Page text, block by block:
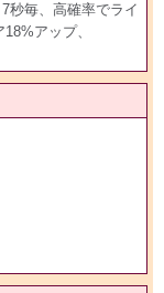
秒毎、高確率でライ
アップ、